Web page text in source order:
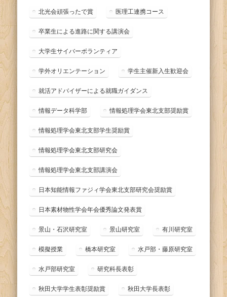
北光会頑張ったで賞 医理工連携コース
卒業生による進路に関する講演会
大学生サイバーボランティア
学外オリエンテーション 学生主催新入生歓迎会
就活アドバイザーによる就職ガイダンス
情報データ科学部 情報処理学会東北支部奨励賞
情報処理学会東北支部学生奨励賞
情報処理学会東北支部研究会
情報処理学会東北支部講演会
日本知能情報ファジィ学会東北支部研究会奨励賞
日本素材物性学会年会優秀論文発表賞
景山・石沢研究室 景山研究室 有川研究室
模擬授業 橋本研究室 水戸部・藤原研究室
水戸部研究室 研究科長表彰
秋田大学学生表彰奨励賞 秋田大学長表彰